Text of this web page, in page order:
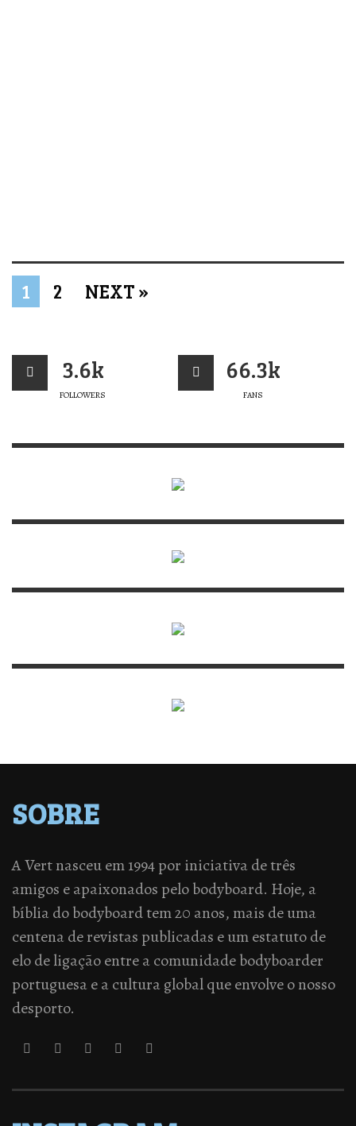
1 2 NEXT »
3.6k
FOLLOWERS
66.3k
FANS
SOBRE
A Vert nasceu em 1994 por iniciativa de três
amigos e apaixonados pelo bodyboard. Hoje, a
bíblia do bodyboard tem 20 anos, mais de uma
centena de revistas publicadas e um estatuto de
elo de ligação entre a comunidade bodyboarder
portuguesa e a cultura global que envolve o nosso
desporto.